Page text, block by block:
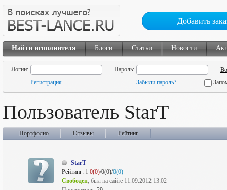
Добавить
Найти исполнителя Блоги Статьи Новости
Логин:
Пароль:
Регистрация
Забыли пароль?
Пользователь StarT
Портфолио Отзывы Рейтинг
StarT
Рейтинг: 1 0(0)/0(0)/0(0)
Свободен, был на сайте 11.09.2012 13:02